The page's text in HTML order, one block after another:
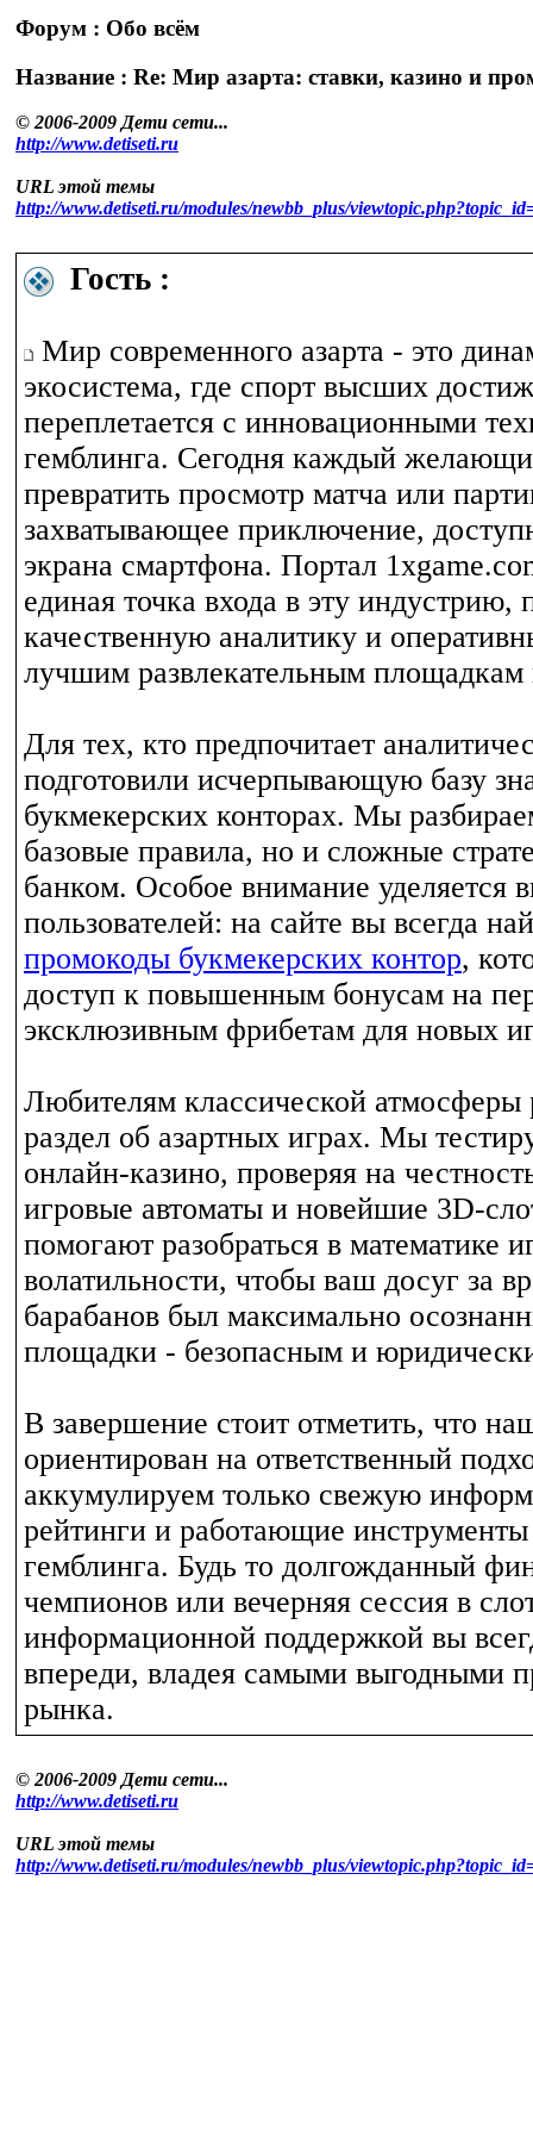
Форум : Обо всём
Название : Re: Мир азарта: ставки, казино и
© 2006-2009 Дети сети...
http://www.detiseti.ru
URL этой темы
http://www.detiseti.ru/modules/newbb_plus/
Гость :
Мир современного азарта - это
экосистема, где спорт высших
переплетается с инновационными
гемблинга. Сегодня каждый
превратить просмотр матча или
захватывающее приключение,
экрана смартфона. Портал
единая точка входа в эту индустрию,
качественную аналитику и
лучшим развлекательным площадкам
Для тех, кто предпочитает
подготовили исчерпывающую базу
букмекерских конторах. Мы
базовые правила, но и сложные
банком. Особое внимание уделяется
пользователей: на сайте вы всегда
промокоды букмекерских контор,
доступ к повышенным бонусам на
эксклюзивным фрибетам для новых
Любителям классической атмосферы
раздел об азартных играх. Мы
онлайн-казино, проверяя на
игровые автоматы и новейшие 3D-
помогают разобраться в математике
волатильности, чтобы ваш досуг за
барабанов был максимально
площадки - безопасным и
В завершение стоит отметить, что
ориентирован на ответственный
аккумулируем только свежую
рейтинги и работающие
гемблинга. Будь то долгожданный
чемпионов или вечерняя сессия в
информационной поддержкой вы
впереди, владея самыми выгодными
рынка.
© 2006-2009 Дети сети...
http://www.detiseti.ru
URL этой темы
http://www.detiseti.ru/modules/newbb_plus/